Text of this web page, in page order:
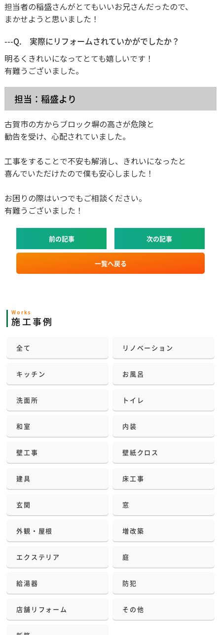
担当者の稲盛さんがとてもいいお兄さんだったので、
まかせようと思いました！
---Q. 実際にリフォームされていかがでしたか？
明るくきれいになってとても嬉しいです！
有難うございました。
担当：稲盛より
古賀市の方からブロック塀の高さが危険と
勧告を受け、心配されていました。
工事をすることで不安も解消し、きれいになったと
喜んでいただけたので僕も安心しました！
お困りの際はいつでもご相談ください。
有難うございました！
前の記事 次の記事
一覧へ戻る
Works
施工事例
全て リノベーション
キッチン お風呂
洗面所 トイレ
和室 内装
壁工事 壁紙クロス
建具 床工事
玄関 窓
外観・屋根 増改築
エクステリア 庭
給湯器 防犯
店舗リフォーム その他